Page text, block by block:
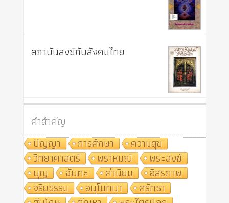
สถาบันสงฆ์กับสังคมไทย
คำสำคัญ
ปัญญา
การศึกษา
ความสุข
วิทยาศาสตร์
พราหมณ์
พระสงฆ์
บุญ
ฉันทะ ค่านิยม
อิสรภาพ
จริยธรรม
อนุโมทนา
ศรัทธา